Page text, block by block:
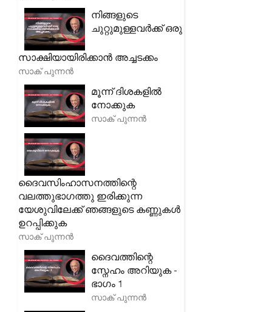
നിങ്ങളുടെ
ചുറ്റുമുള്ളവർക്ക് ഒരു
സാക്ഷിയായിരിക്കാൻ അച്ചടക്കം
സാക് പുന്നൻ
മൂന്ന് ദിശകളിൽ
നോക്കുക
സാക് പുന്നൻ
ദൈവസിംഹാസനത്തിന്റെ
വലത്തുഭാഗത്തു ഇരിക്കുന്ന
യേശുവിലേക്ക് ഞങ്ങളുടെ കണ്ണുകൾ
ഉറപ്പിക്കുക
സാക് പുന്നൻ
ദൈവത്തിന്റെ
സ്നേഹം അറിയുക -
ഭാഗം 1
സാക് പുന്നൻ